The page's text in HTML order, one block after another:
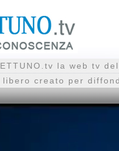
la web tv
libero creato per